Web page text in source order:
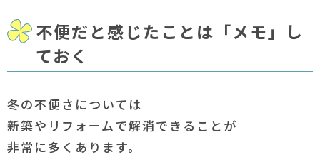
不便だと感じたことは「メモ」し
ておく
冬の不便さについては
新築やリフォームで解消できることが
非常に多くあります。